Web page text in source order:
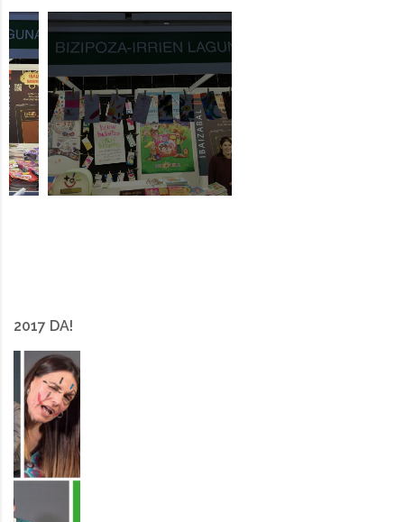
2017 DA!